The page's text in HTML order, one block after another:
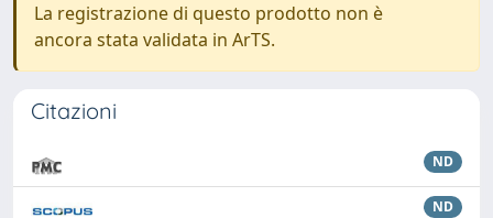
La registrazione di questo prodotto non è
ancora stata validata in ArTS.
Citazioni
ND
ND